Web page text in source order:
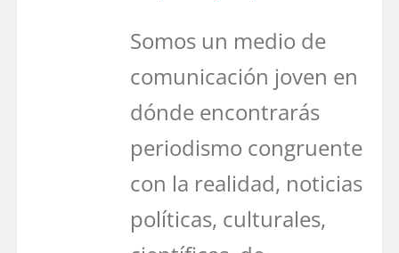
Somos un medio de
comunicación joven en
dónde encontrarás
periodismo congruente
con la realidad, noticias
políticas, culturales,